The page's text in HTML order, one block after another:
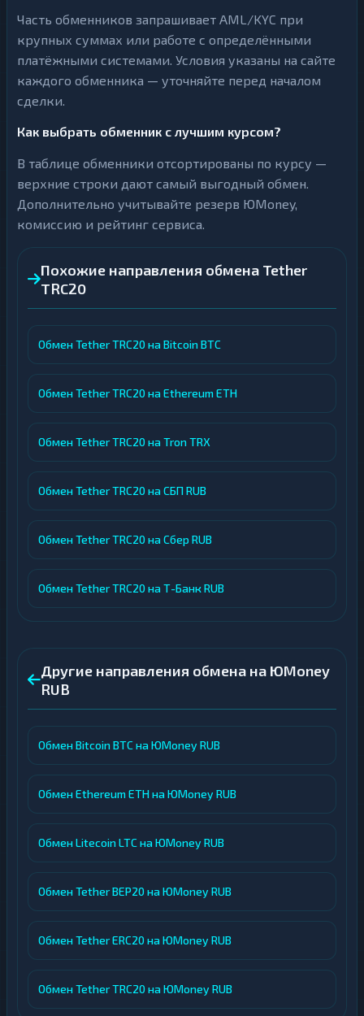
Часть обменников запрашивает AML/KYC при
крупных суммах или работе с определёнными
платёжными системами. Условия указаны на сайте
каждого обменника — уточняйте перед началом
сделки.
Как выбрать обменник с лучшим курсом?
В таблице обменники отсортированы по курсу —
верхние строки дают самый выгодный обмен.
Дополнительно учитывайте резерв ЮMoney,
комиссию и рейтинг сервиса.
Похожие направления обмена Tether
TRC20
Обмен Tether TRC20 на Bitcoin BTC
Обмен Tether TRC20 на Ethereum ETH
Обмен Tether TRC20 на Tron TRX
Обмен Tether TRC20 на СБП RUB
Обмен Tether TRC20 на Сбер RUB
Обмен Tether TRC20 на Т-Банк RUB
Другие направления обмена на ЮMoney
RUB
Обмен Bitcoin BTC на ЮMoney RUB
Обмен Ethereum ETH на ЮMoney RUB
Обмен Litecoin LTC на ЮMoney RUB
Обмен Tether BEP20 на ЮMoney RUB
Обмен Tether ERC20 на ЮMoney RUB
Обмен Tether TRC20 на ЮMoney RUB